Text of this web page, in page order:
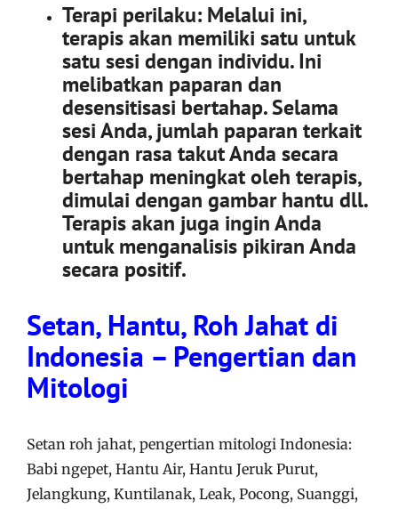
Terapi perilaku: Melalui ini,
terapis akan memiliki satu untuk
satu sesi dengan individu.Ini
melibatkan paparan dan
desensitisasi bertahap.Selama
sesi Anda, jumlah paparan terkait
dengan rasa takut Anda secara
bertahap meningkat oleh terapis,
dimulai dengan gambar hantu dll.
Terapis akan juga ingin Anda
untuk menganalisis pikiran Anda
secara positif.
Setan, Hantu, Roh Jahat di
Indonesia – Pengertian dan
Mitologi
Setan roh jahat, pengertian mitologi Indonesia:
Babi ngepet, Hantu Air, Hantu Jeruk Purut,
Jelangkung, Kuntilanak, Leak, Pocong, Suanggi,